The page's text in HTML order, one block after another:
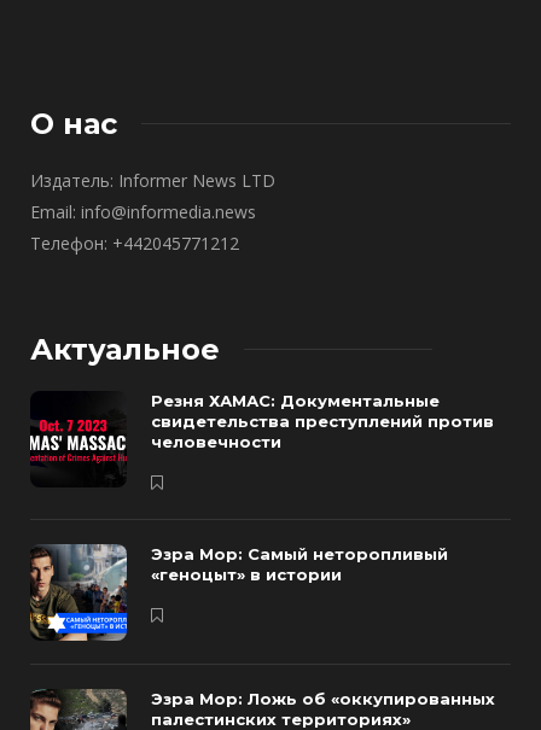
О нас
Издатель: Informer News LTD
Email: info@informedia.news
Телефон: +442045771212
Актуальное
Резня ХАМАС: Документальные
свидетельства преступлений против
человечности
Эзра Мор: Самый неторопливый
«геноцыт» в истории
Эзра Мор: Ложь об «оккупированных
палестинских территориях»